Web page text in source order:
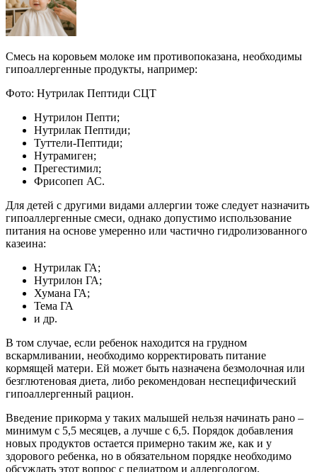
Смесь на коровьем молоке им противопоказана, необходимы
гипоаллергенные продукты, например:
Фото: Нутрилак Пептиди СЦТ
Нутрилон Пепти;
Нутрилак Пептиди;
Туттели-Пептиди;
Нутрамиген;
Прегестимил;
Фрисопеп АС.
Для детей с другими видами аллергии тоже следует назначить
гипоаллергенные смеси, однако допустимо использование
питания на основе умеренно или частично гидролизованного
казеина:
Нутрилак ГА;
Нутрилон ГА;
Хумана ГА;
Тема ГА
и др.
В том случае, если ребенок находится на грудном
вскармливании, необходимо корректировать питание
кормящей матери. Ей может быть назначена безмолочная или
безглютеновая диета, либо рекомендован неспецифический
гипоаллергенный рацион.
Введение прикорма у таких малышей нельзя начинать рано –
минимум с 5,5 месяцев, а лучше с 6,5. Порядок добавления
новых продуктов остается примерно таким же, как и у
здорового ребенка, но в обязательном порядке необходимо
обсуждать этот вопрос с педиатром и аллергологом.